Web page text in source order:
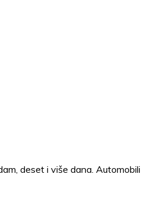
deset i više dana. Automobili